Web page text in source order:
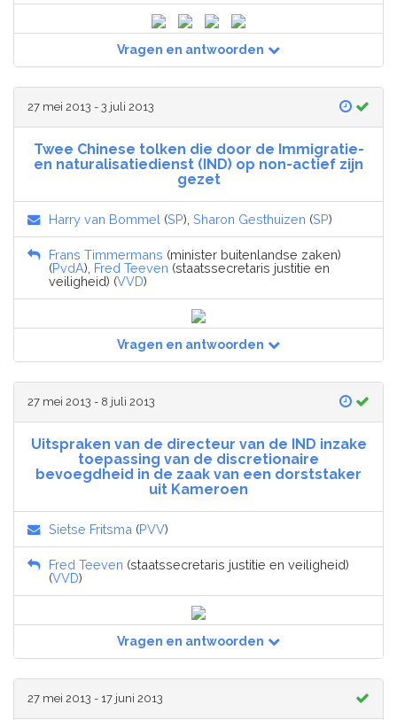
Vragen en antwoorden
27 mei 2013 - 3 juli 2013
Twee Chinese tolken die door de Immigratie-
en naturalisatiedienst (IND) op non-actief zijn
gezet
Harry van Bommel (SP), Sharon Gesthuizen (SP)
Frans Timmermans (minister buitenlandse zaken)
(PvdA), Fred Teeven (staatssecretaris justitie en
veiligheid) (VVD)
Vragen en antwoorden
27 mei 2013 - 8 juli 2013
Uitspraken van de directeur van de IND inzake
toepassing van de discretionaire
bevoegdheid in de zaak van een dorststaker
uit Kameroen
Sietse Fritsma (PVV)
Fred Teeven (staatssecretaris justitie en veiligheid)
(VVD)
Vragen en antwoorden
27 mei 2013 - 17 juni 2013